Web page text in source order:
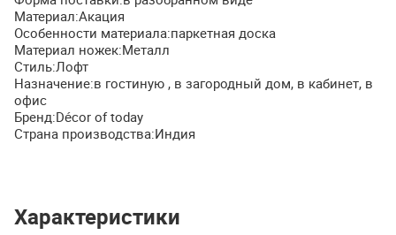
Материал:Акация
Особенности материала:паркетная доска
Материал ножек:Металл
Стиль:Лофт
Назначение:в гостиную , в загородный дом, в кабинет, в
офис
Бренд:Décor of today
Страна производства:Индия
Характеристики